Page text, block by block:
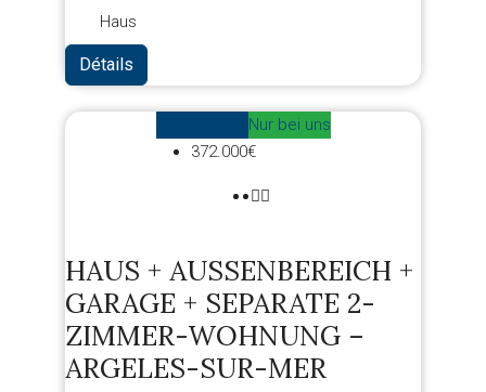
Haus
Détails
Nur bei uns
372.000€
HAUS + AUSSENBEREICH +
GARAGE + SEPARATE 2-
ZIMMER-WOHNUNG –
ARGELES-SUR-MER